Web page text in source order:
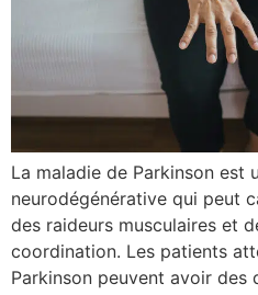
La maladie de Parkinson est
neurodégénérative qui peut
des raideurs musculaires et
coordination. Les patients
Parkinson peuvent avoir